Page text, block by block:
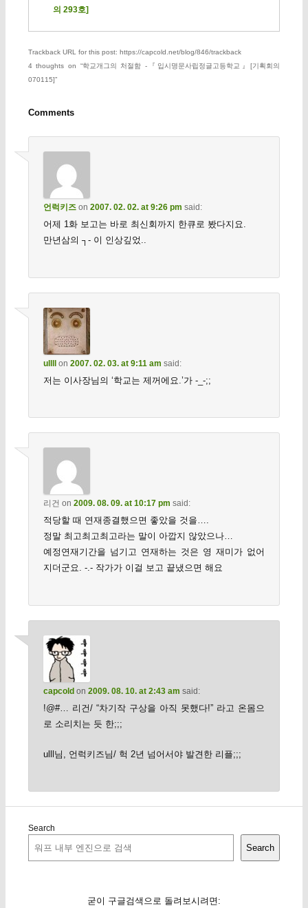
의 293호]
Trackback URL for this post: https://capcold.net/blog/846/trackback
4 thoughts on “학교개그의 처절함 -『입시명문사립정글고등학교』[기획회의
070115]”
Comments
언럭키즈on 2007. 02. 02. at 9:26 pm said:
어제 1화 보고는 바로 최신회까지 한큐로 봤다지요.
만년삼의 ┐- 이 인상깊었..
ullll on 2007. 02. 03. at 9:11 am said:
저는 이사장님의 ‘학교는 제꺼에요.’가 -_-;;
리건 on 2009. 08. 09. at 10:17 pm said:
적당할 때 연재종결했으면 좋았을 것을….
정말 최고최고최고라는 말이 아깝지 않았으나…
예정연재기간을 넘기고 연재하는 것은 영 재미가 없어
지더군요. -.- 작가가 이걸 보고 끝냈으면 해요
capcold on 2009. 08. 10. at 2:43 am said:
!@#… 리건/ “차기작 구상을 아직 못했다!” 라고 온몸으
로 소리치는 듯 한;;;
ulll님, 언럭키즈님/ 헉 2년 넘어서야 발견한 리플;;;
Search
Search
굳이 구글검색으로 돌려보시려면: